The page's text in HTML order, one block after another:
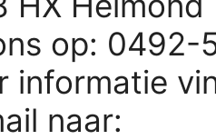
op: 0492-
informatie
naar: